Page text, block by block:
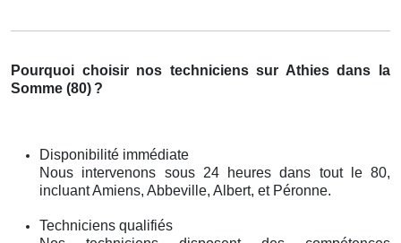
Pourquoi choisir nos techniciens sur Athies dans la
Somme (80) ?
Disponibilité immédiate
Nous intervenons sous 24 heures dans tout le 80,
incluant Amiens, Abbeville, Albert, et Péronne.
Techniciens qualifiés